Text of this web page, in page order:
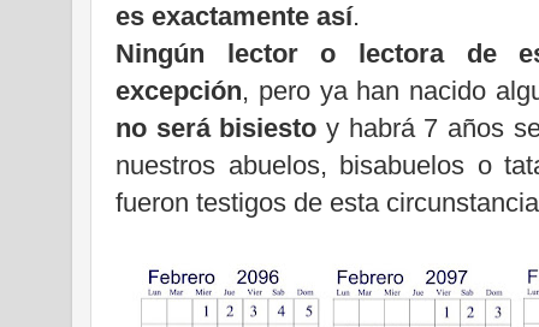
es exactamente así.
Ningún lector o lectora de
excepción, pero ya han nacido
no será bisiesto y habrá 7 años
nuestros abuelos, bisabuelos o
fueron testigos de esta